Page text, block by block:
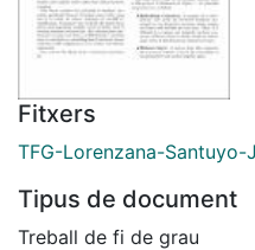
Fitxers
TFG-Lorenzana-Santuyo-
Tipus de document
Treball de fi de grau